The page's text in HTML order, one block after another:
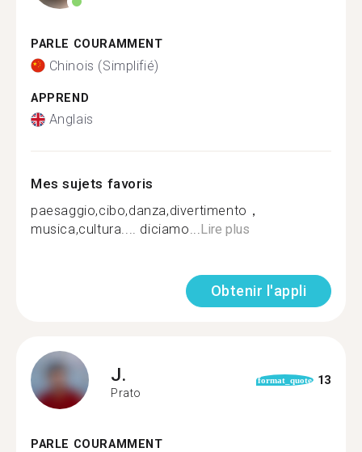
PARLE COURAMMENT
Chinois (Simplifié)
APPREND
Anglais
Mes sujets favoris
paesaggio,cibo,danza,divertimento，
musica,cultura.... diciamo...Lire plus
Obtenir l'appli
J.
Prato
format_quote 13
PARLE COURAMMENT